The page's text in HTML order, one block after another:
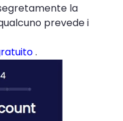
la
prevede i
.